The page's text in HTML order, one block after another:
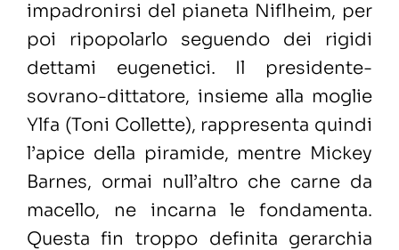
impadronirsi del pianeta Niflheim, per
poi ripopolarlo seguendo dei rigidi
dettami eugenetici. Il presidente-
sovrano-dittatore, insieme alla moglie
Ylfa (Toni Collette), rappresenta quindi
l’apice della piramide, mentre Mickey
Barnes, ormai null’altro che carne da
macello, ne incarna le fondamenta.
Questa fin troppo definita gerarchia